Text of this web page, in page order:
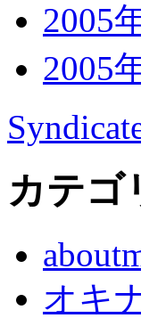
2005
2005
カテゴ
オキ